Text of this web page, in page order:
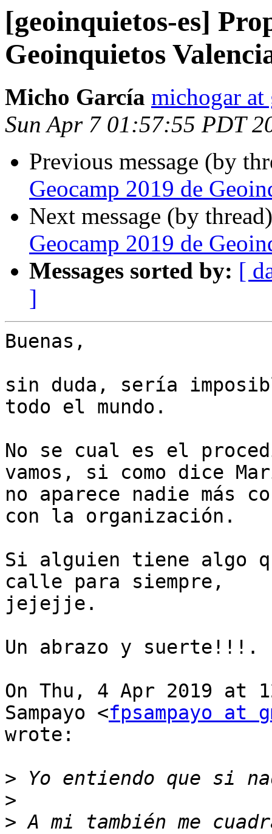
[geoinquietos-es]
Geoinquietos
Micho García michogar
Sun Apr 7 01:57:55 PDT
Previous message (by
Geocamp 2019 de
Next message (by
Geocamp 2019 de
Messages sorted by: [
]
Buenas,
sin duda, sería
todo el mundo.
No se cual es el
vamos, si como dice
no aparece nadie más
con la organización.
Si alguien tiene algo
calle para siempre,
jejejje.
Un abrazo y suerte!!!.
On Thu, 4 Apr 2019 at
Sampayo <fpsampayo at
wrote:
>
>
> A mi también me